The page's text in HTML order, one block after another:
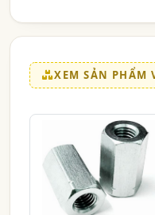
XEM SẢN PHẨM